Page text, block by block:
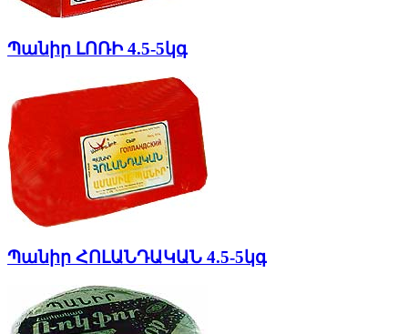
Պանիր ԼՈՌԻ 4.5-5կգ
Պանիր ՀՈԼԱՆԴԱԿԱՆ 4.5-5կգ